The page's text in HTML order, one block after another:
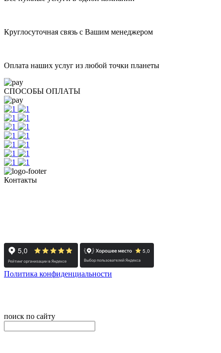
Круглосуточная связь с Вашим менеджером
Оплата наших услуг из любой точки планеты
СПОСОБЫ ОПЛАТЫ
Контакты
Политика конфиденциальности
поиск по сайту